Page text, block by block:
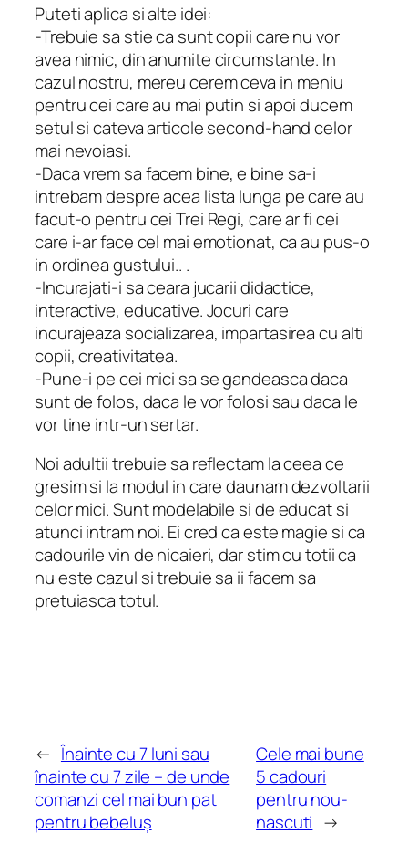
Puteti aplica si alte idei:
-Trebuie sa stie ca sunt copii care nu vor
avea nimic, din anumite circumstante. In
cazul nostru, mereu cerem ceva in meniu
pentru cei care au mai putin si apoi ducem
setul si cateva articole second-hand celor
mai nevoiasi.
-Daca vrem sa facem bine, e bine sa-i
intrebam despre acea lista lunga pe care au
facut-o pentru cei Trei Regi, care ar fi cei
care i-ar face cel mai emotionat, ca au pus-o
in ordinea gustului.. .
-Incurajati-i sa ceara jucarii didactice,
interactive, educative. Jocuri care
incurajeaza socializarea, impartasirea cu alti
copii, creativitatea.
-Pune-i pe cei mici sa se gandeasca daca
sunt de folos, daca le vor folosi sau daca le
vor tine intr-un sertar.
Noi adultii trebuie sa reflectam la ceea ce
gresim si la modul in care daunam dezvoltarii
celor mici. Sunt modelabile si de educat si
atunci intram noi. Ei cred ca este magie si ca
cadourile vin de nicaieri, dar stim cu totii ca
nu este cazul si trebuie sa ii facem sa
pretuiasca totul.
← Înainte cu 7 luni sau
înainte cu 7 zile – de unde
comanzi cel mai bun pat
pentru bebeluș
Cele mai bune
5 cadouri
pentru nou-
nascuti →